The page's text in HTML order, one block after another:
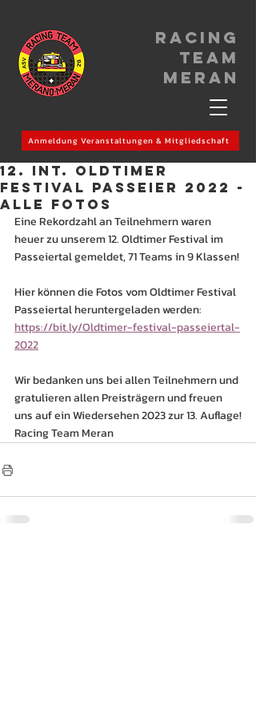
Racing
Team
meran
Anmeldung Veranstaltungen & Mitgliedschaft
12. Int. OLDTIMER
FESTIVAL PASSEIER 2022 -
Alle Fotos
Eine Rekordzahl an Teilnehmern waren
heuer zu unserem 12. Oldtimer Festival im
Passeiertal gemeldet, 71 Teams in 9 Klassen!
Hier können die Fotos vom Oldtimer Festival
Passeiertal heruntergeladen werden:
https://bit.ly/Oldtimer-festival-passeiertal-
2022
Wir bedanken uns bei allen Teilnehmern und
gratulieren allen Preisträgern und freuen
uns auf ein Wiedersehen 2023 zur 13. Auflage!
Racing Team Meran